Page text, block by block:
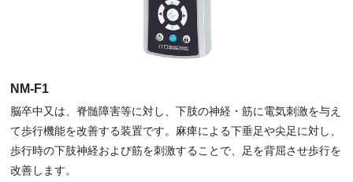
NM-F1
脳卒中又は、脊髄障害等に対し、下肢の神経・筋に電気刺激を与え
て歩行機能を改善する装置です。麻痺による下垂足や尖足に対し、
歩行時の下肢神経および筋を刺激することで、足を背屈させ歩行を
改善します。